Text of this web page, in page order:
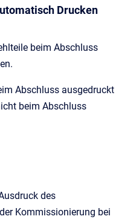
Drucken
beim Abschluss
Abschluss ausgedruckt
beim Abschluss
des
Kommissionierung bei